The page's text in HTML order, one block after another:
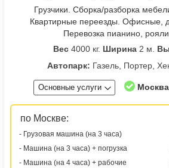
Грузчики. Сборка/разборка
Квартирные переезды. Офисные,
Перевозка пианино,
Вес 4000 кг. Ширина 2 м.
Автопарк: Газель, Портер,
Основные услуги
по Москве:
- Грузовая машина (на 3 часа)
- Машина (на 3 часа) + погрузка
- Машина (на 4 часа) + рабочие